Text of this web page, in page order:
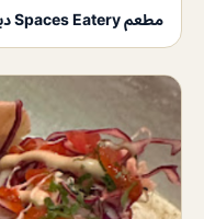
مطعم Spaces Eatery دبي (الاسعار + المنيو + الموقع)